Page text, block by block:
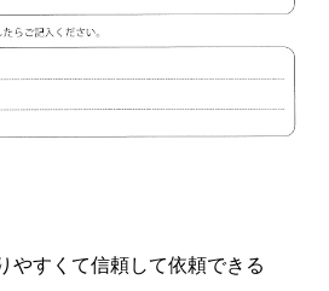
やすくて信頼して依頼できる